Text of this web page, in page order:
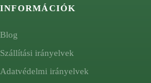
INFORMÁCIÓK
Blog
Szállítási irányelvek
Adatvédelmi irányelvek